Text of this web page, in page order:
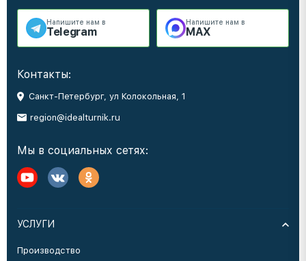
Напишите нам в
Telegram
Напишите нам в
MAX
Контакты:
Санкт-Петербург, ул Колокольная, 1
region@idealturnik.ru
Мы в социальных сетях:
УСЛУГИ
Производство